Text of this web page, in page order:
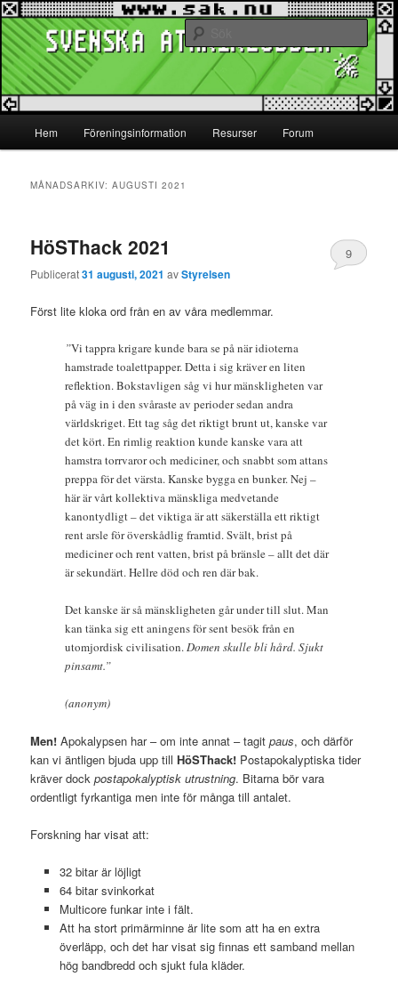
Hoppa
till
primärt
innehåll
Hoppa
till
sekundärt
innehållSvenska Atariklubben
www.sak.nu
Sök
Hem Föreningsinformation Resurser Forum
MÅNADSARKIV:AUGUSTI 2021
HöSThack 2021
Publicerat31 augusti, 2021 avStyrelsen
9
Först lite kloka ord från en av våra medlemmar.
”Vi tappra krigare kunde bara se på när idioterna
hamstrade toalettpapper. Detta i sig kräver en liten
reflektion. Bokstavligen såg vi hur mänskligheten var
på väg in i den svåraste av perioder sedan andra
världskriget. Ett tag såg det riktigt brunt ut, kanske var
det kört. En rimlig reaktion kunde kanske vara att
hamstra torrvaror och mediciner, och snabbt som attans
preppa för det värsta. Kanske bygga en bunker. Nej –
här är vårt kollektiva mänskliga medvetande
kanontydligt – det viktiga är att säkerställa ett riktigt
rent arsle för överskådlig framtid. Svält, brist på
mediciner och rent vatten, brist på bränsle – allt det där
är sekundärt. Hellre död och ren där bak.
Det kanske är så mänskligheten går under till slut. Man
kan tänka sig ett aningens för sent besök från en
utomjordisk civilisation.Domen skulle bli hård. Sjukt
pinsamt.”
(anonym)
Men! Apokalypsen har – om inte annat – tagitpaus, och därför
kan vi äntligen bjuda upp tillHöSThack! Postapokalyptiska tider
kräver dockpostapokalyptisk utrustning. Bitarna bör vara
ordentligt fyrkantiga men inte för många till antalet.
Forskning har visat att:
32 bitar är löjligt
64 bitar svinkorkat
Multicore funkar inte i fält.
Att ha stort primärminne är lite som att ha en extra
överläpp, och det har visat sig finnas ett samband mellan
hög bandbredd och sjukt fula kläder.